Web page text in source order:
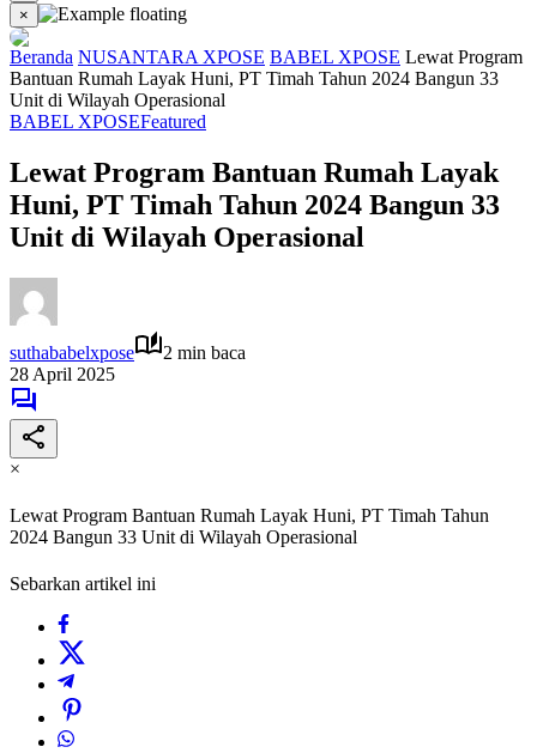
×
Beranda NUSANTARA XPOSE BABEL XPOSE Lewat Program
Bantuan Rumah Layak Huni, PT Timah Tahun 2024 Bangun 33
Unit di Wilayah Operasional
BABEL XPOSEFeatured
Lewat Program Bantuan Rumah Layak
Huni, PT Timah Tahun 2024 Bangun 33
Unit di Wilayah Operasional
suthababelxpose
2 min baca
28 April 2025
×
Lewat Program Bantuan Rumah Layak Huni, PT Timah Tahun
2024 Bangun 33 Unit di Wilayah Operasional
Sebarkan artikel ini